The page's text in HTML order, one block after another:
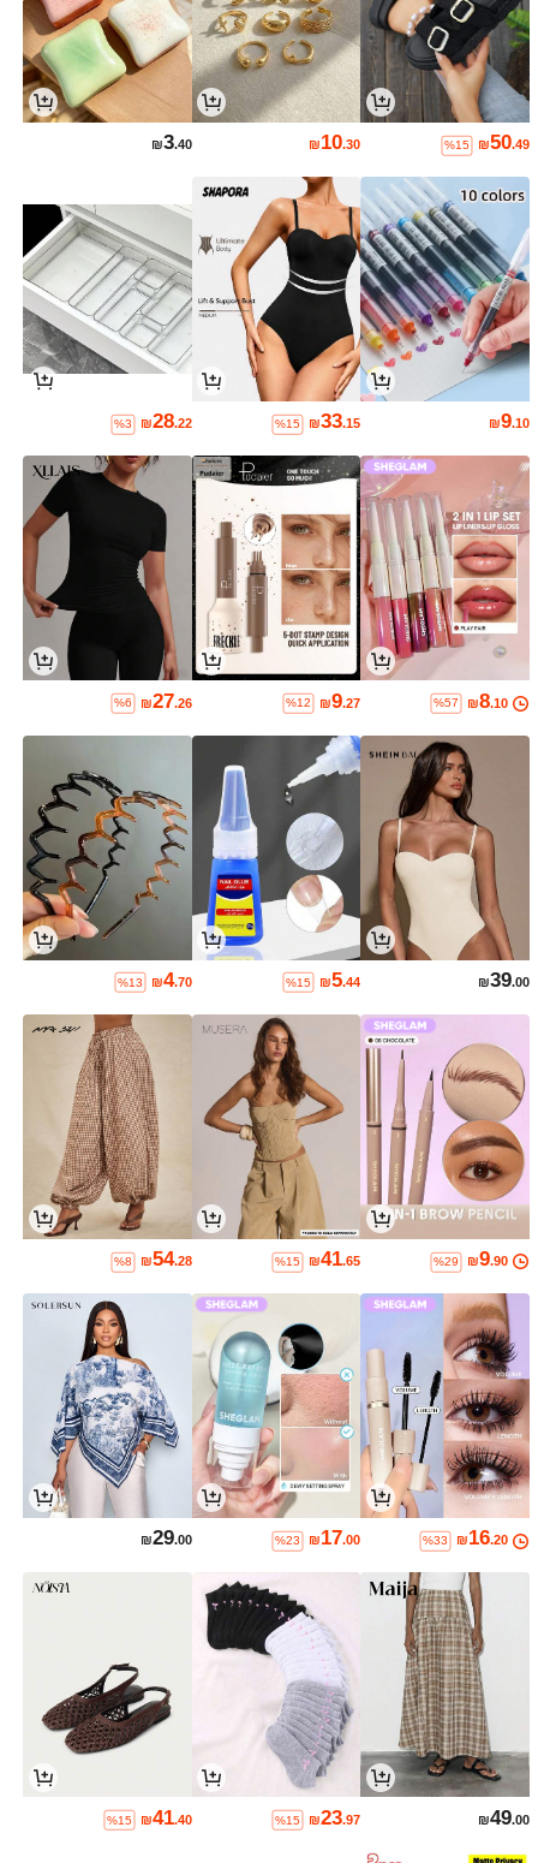
₪50.49
%15
₪10.30
₪3.40
₪9.10
₪33.15
%15
₪28.22
%3
₪8.10
%57
₪9.27
%12
₪27.26
%6
₪39.00
₪5.44
%15
₪4.70
%13
₪9.90
%29
₪41.65
%15
₪54.28
%8
₪16.20
%33
₪17.00
%23
₪29.00
₪49.00
₪23.97
%15
₪41.40
%15